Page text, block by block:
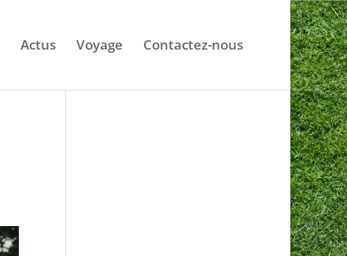
Actus Voyage Contactez-nous